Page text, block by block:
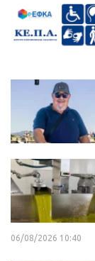
06/08/2026 10:40